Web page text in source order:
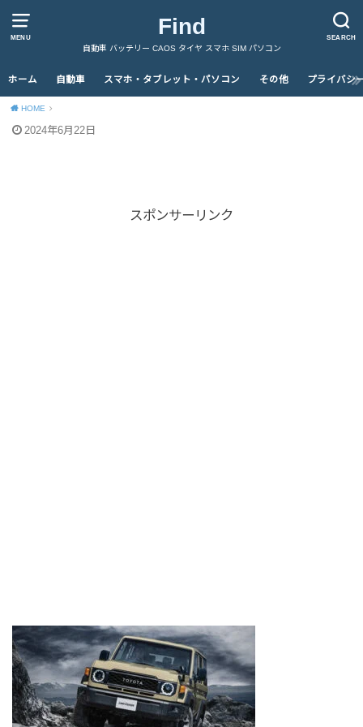
MENU SEARCH
Find
自動車 バッテリー CAOS タイヤ スマホ SIM パソコン
ホーム 自動車 スマホ・タブレット・パソコン その他 プライバシ
HOME
2024年6月22日
スポンサーリンク